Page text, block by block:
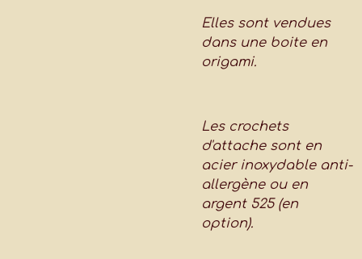
Elles sont vendues
dans une boite en
origami.
Les crochets
d'attache sont en
acier inoxydable anti-
allergène ou en
argent 525 (en
option).